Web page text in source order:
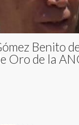
Benito
Oro de la